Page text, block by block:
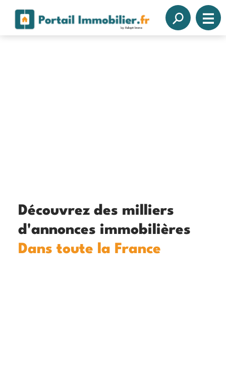
Découvrez des milliers
d'annonces immobilières
Dans toute la France